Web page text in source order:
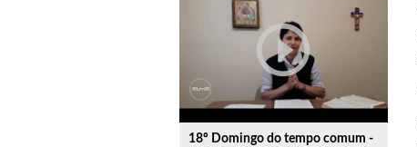
play_circle_outline
18º Domingo do tempo comum -